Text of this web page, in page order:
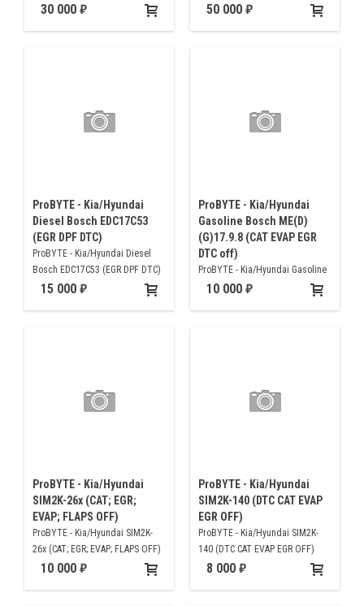
DTC)
30 000
ProBYTE - Kia/Hyundai Diesel
50 000
ProBYTE - Kia/Hyundai
Diesel Bosch EDC17C53
(EGR DPF DTC)
ProBYTE - Kia/Hyundai Diesel
Bosch EDC17C53 (EGR DPF DTC)
15 000
ProBYTE - Kia/Hyundai
Gasoline Bosch ME(D)
(G)17.9.8 (CAT EVAP EGR
DTC off)
ProBYTE - Kia/Hyundai Gasoline
Bosch ME(D)(G)17.9.8 (CAT EVAP
10 000
ProBYTE - Kia/Hyundai
SIM2K-26x (CAT; EGR;
EVAP; FLAPS OFF)
ProBYTE - Kia/Hyundai SIM2K-
26x (CAT; EGR; EVAP; FLAPS OFF)
10 000
ProBYTE - Kia/Hyundai
SIM2K-140 (DTC CAT EVAP
EGR OFF)
ProBYTE - Kia/Hyundai SIM2K-
140 (DTC CAT EVAP EGR OFF)
8 000